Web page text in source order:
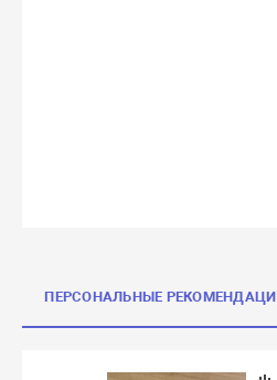
ПЕРСОНАЛЬНЫЕ